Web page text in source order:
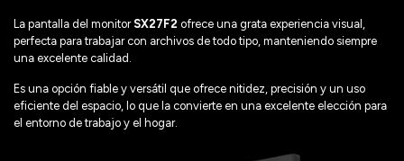
La pantalla del monitor SX27F2 ofrece una grata experiencia visual,
perfecta para trabajar con archivos de todo tipo, manteniendo siempre
una excelente calidad.
Es una opción fiable y versátil que ofrece nitidez, precisión y un uso
eficiente del espacio, lo que la convierte en una excelente elección para
el entorno de trabajo y el hogar.